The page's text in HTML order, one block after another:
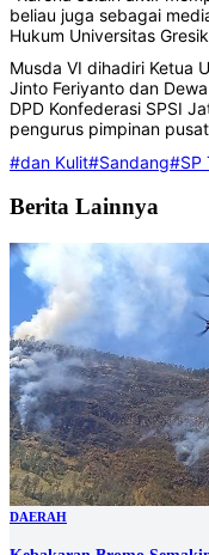
beliau juga sebagai
Hukum Universitas
Musda VI dihadiri Ketua
Jinto Feriyanto dan
DPD Konfederasi SPSI
pengurus pimpinan
#dan Kulit#Sandang#SP
Berita Lainnya
DAERAH